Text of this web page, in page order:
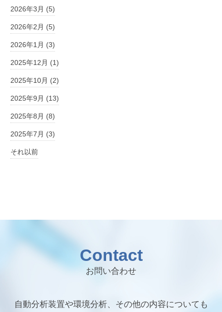
2026年3月 (5)
2026年2月 (5)
2026年1月 (3)
2025年12月 (1)
2025年10月 (2)
2025年9月 (13)
2025年8月 (8)
2025年7月 (3)
それ以前
Contact
お問い合わせ
自動分析装置や環境分析、その他の内容についても